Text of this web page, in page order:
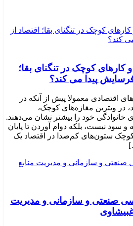
کوچک در تنگنای بقا؛
فرسایش پیدا می کند؟
اقتصادی معمولا پیش از آنکه در
در ویترین مغازه‌های کوچک،
خانوادگی خود را بیشتر نشان می‌دهند.
سود نیست، بلکه دوام آوردن تا پایان
ستون‌های کم‌صدا در اقتصاد یک
صنعتی و سازمانی و مدیریت